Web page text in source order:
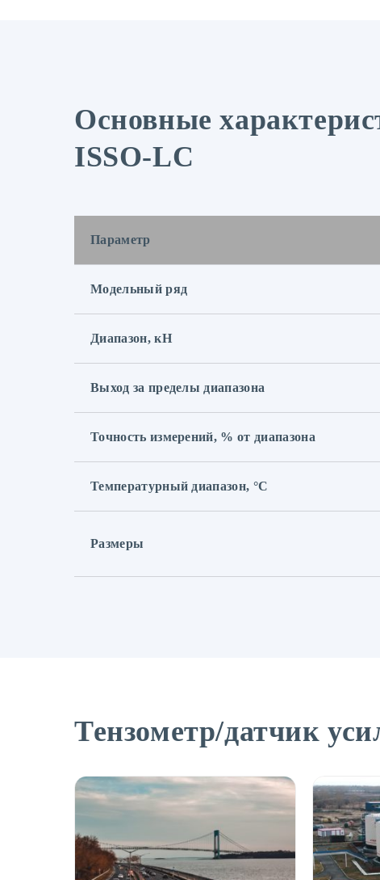
Основные
ISSO-LC
Параметр
Модельный ряд
Диапазон, кН
Выход за пределы диапазона
Точность измерений, % от диапазона
Температурный диапазон, °С
Размеры
Тензометр/датчик